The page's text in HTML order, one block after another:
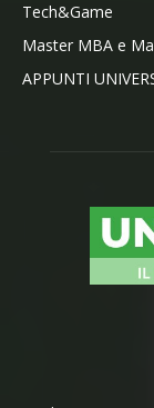
Tech&Game
Master MBA e
APPUNTI